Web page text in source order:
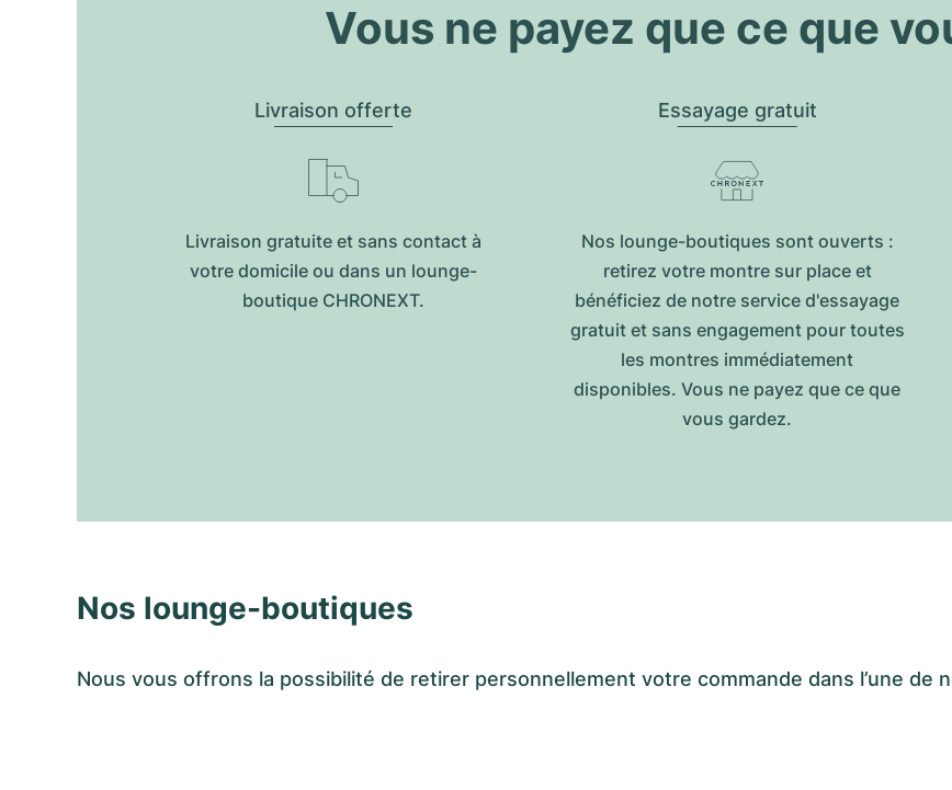
Vous ne payez que ce que
Livraison offerte
Livraison gratuite et sans contact à
votre domicile ou dans un lounge-
boutique CHRONEXT.
Essayage gratuit
Nos lounge-boutiques sont ouverts :
retirez votre montre sur place et
bénéficiez de notre service d'essayage
gratuit et sans engagement pour toutes
les montres immédiatement
disponibles. Vous ne payez que ce que
vous gardez.
Nos lounge-boutiques
Nous vous offrons la possibilité de retirer personnellement votre commande dans l’une de